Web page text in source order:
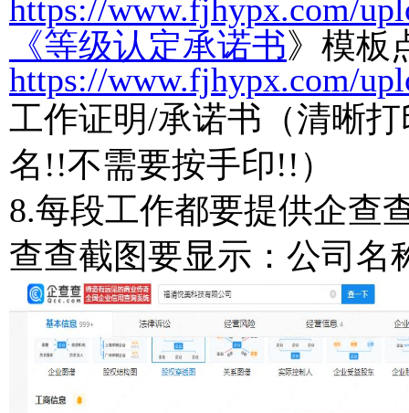
https://www.fjhypx.com/
《等级认定承诺书》模板
https://www.fjhypx.com/
工作证明/承诺书（清晰打
名!!不需要按手印!!）
8.每段工作都要提供企查
查查截图要显示：公司名